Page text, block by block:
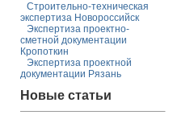
Строительно-техническая
экспертиза Новороссийск
Экспертиза проектно-
сметной документации
Кропоткин
Экспертиза проектной
документации Рязань
Новые статьи